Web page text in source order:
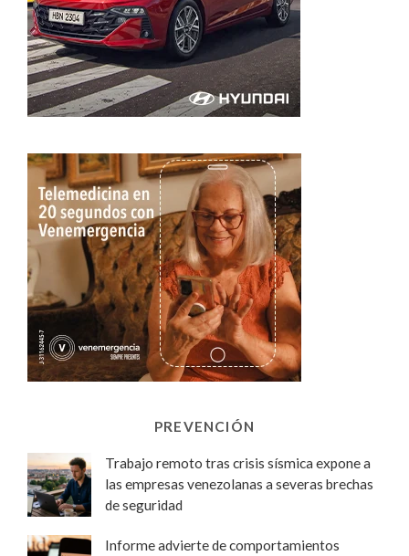
PREVENCIÓN
Trabajo remoto tras crisis sísmica expone a
las empresas venezolanas a severas brechas
de seguridad
Informe advierte de comportamientos